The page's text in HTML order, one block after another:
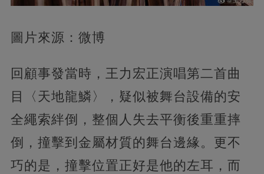
圖片來源：微博
回顧事發當時，王力宏正演唱第二首曲
目〈天地龍鱗〉，疑似被舞台設備的安
全繩索絆倒，整個人失去平衡後重重摔
倒，撞擊到金屬材質的舞台邊緣。更不
巧的是，撞擊位置正好是他的左耳，而